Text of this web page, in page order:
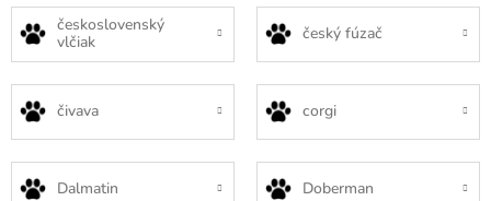
československý
vlčiak
český fúzač
čivava corgi
Dalmatin Doberman